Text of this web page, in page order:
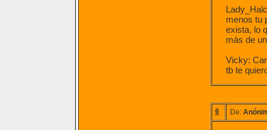
menos tu
exista, lo
más de
Vicky:
tb te
6 De: